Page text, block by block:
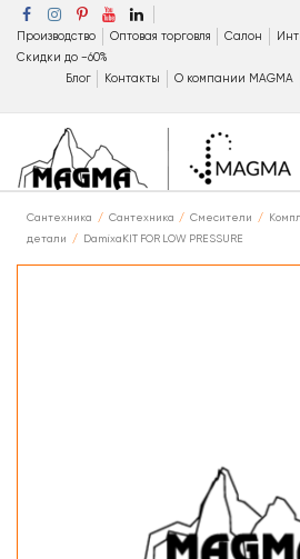
Производство Оптовая торговля Салон
Скидки до −60%
Блог
Контакты О компании MAGMA
Сантехника Сантехника Смесители
детали
DamixaKIT FOR LOW PRESSURE